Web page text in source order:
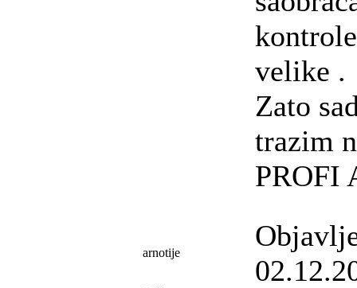
velike .
Zato
trazim
PROFI
arnotije